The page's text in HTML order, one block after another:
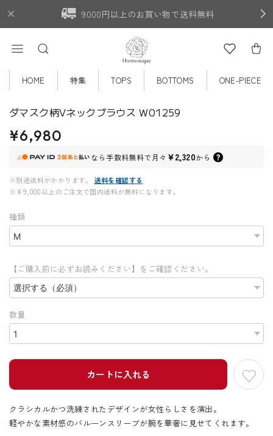
9000円以上のお買い物で送料無料
HOME 特集 TOPS BOTTOMS ONE-PIECE
ダマスク柄Vネックブラウス W01259
¥6,980
なら 手数料無料で月々 ¥2,320から
※別途送料がかかります。
送料を確認する
※¥9,000以上のご注文で国内送料が無料になります。
種類
【ご購入前に必ずお読みください】をご確認ください。
数量
カートに入れる
クラシカルかつ洗練されたデザインが女性らしさを演出。
軽やかな素材感のバルーンスリーブが腕を華奢に見せてくれます。